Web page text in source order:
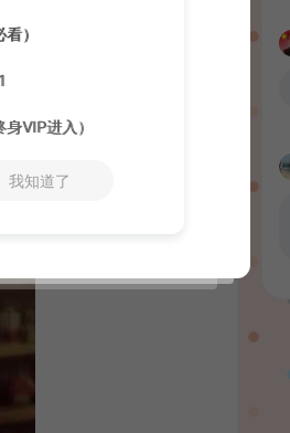
）
VIP进入）
我知道了